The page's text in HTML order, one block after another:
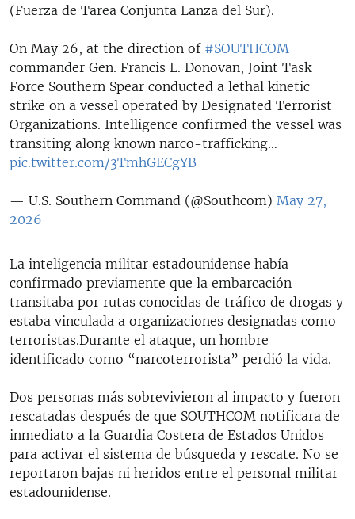
(Fuerza de Tarea Conjunta Lanza del Sur).
On May 26, at the direction of #SOUTHCOM
commander Gen. Francis L. Donovan, Joint Task
Force Southern Spear conducted a lethal kinetic
strike on a vessel operated by Designated Terrorist
Organizations. Intelligence confirmed the vessel was
transiting along known narco-trafficking…
pic.twitter.com/3TmhGECgYB
— U.S. Southern Command (@Southcom) May 27,
2026
La inteligencia militar estadounidense había
confirmado previamente que la embarcación
transitaba por rutas conocidas de tráfico de drogas y
estaba vinculada a organizaciones designadas como
terroristas.Durante el ataque, un hombre
identificado como “narcoterrorista” perdió la vida.
Dos personas más sobrevivieron al impacto y fueron
rescatadas después de que SOUTHCOM notificara de
inmediato a la Guardia Costera de Estados Unidos
para activar el sistema de búsqueda y rescate. No se
reportaron bajas ni heridos entre el personal militar
estadounidense.